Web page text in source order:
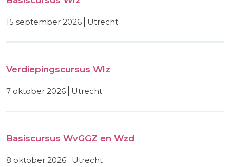
15 september 2026 utrecht
Verdiepingscursus Wlz
7 oktober 2026 utrecht
Basiscursus WvGGZ en Wzd
8 oktober 2026 utrecht